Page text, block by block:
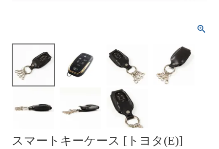
スマートキーケース [トヨタ(E)]